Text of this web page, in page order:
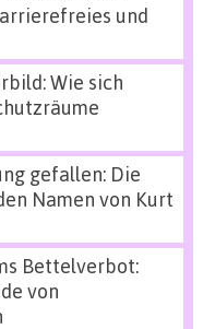
und
Wie sich
gefallen: Die
Namen von Kurt
Bettelverbot:
von